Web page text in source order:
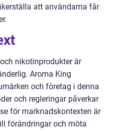
att användarna får
nikotinprodukter är
Aroma King
och företag i denna
och regleringar påverkar
för marknadskontexten är
förändringar och möta